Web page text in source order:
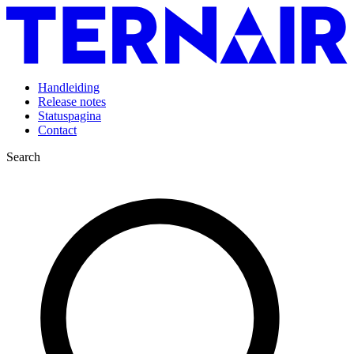
Handleiding
Release notes
Statuspagina
Contact
Search